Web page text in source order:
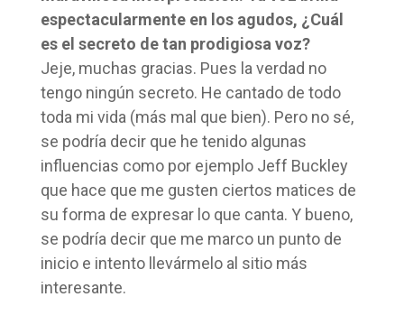
espectacularmente en los agudos, ¿Cuál
es el secreto de tan prodigiosa voz?
Jeje, muchas gracias. Pues la verdad no
tengo ningún secreto. He cantado de todo
toda mi vida (más mal que bien). Pero no sé,
se podría decir que he tenido algunas
influencias como por ejemplo Jeff Buckley
que hace que me gusten ciertos matices de
su forma de expresar lo que canta. Y bueno,
se podría decir que me marco un punto de
inicio e intento llevármelo al sitio más
interesante.